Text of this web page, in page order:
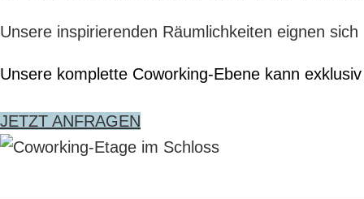
Unsere inspirierenden Räumlichkeiten eignen
Unsere komplette Coworking-Ebene kann
JETZT ANFRAGEN